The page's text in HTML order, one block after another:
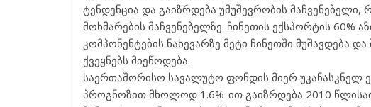
ტენდენცია და გაიზრდება უმუშევრობის
მოხმარების მაჩვენებელზე. ჩინეთის ექსპორტის 60%
კომპონენტების ნახევარზე მეტი ჩინეთში
ქვეყნებს მიეწოდება.
საერთაშორისო სავალუტო ფონდის მიერ უკანასკნელ
პროგნოზით მხოლოდ 1.6%-ით გაიზრდება 2010